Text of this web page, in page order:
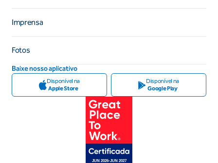
Imprensa
Fotos
Baixe nosso aplicativo
Disponível na
Apple Store
Disponível na
Google Play